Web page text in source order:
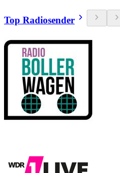
Top Radiosender